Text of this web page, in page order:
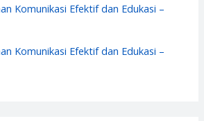
Komunikasi Efektif dan Edukasi –
Komunikasi Efektif dan Edukasi –